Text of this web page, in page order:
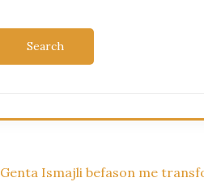
Genta Ismajli befason me